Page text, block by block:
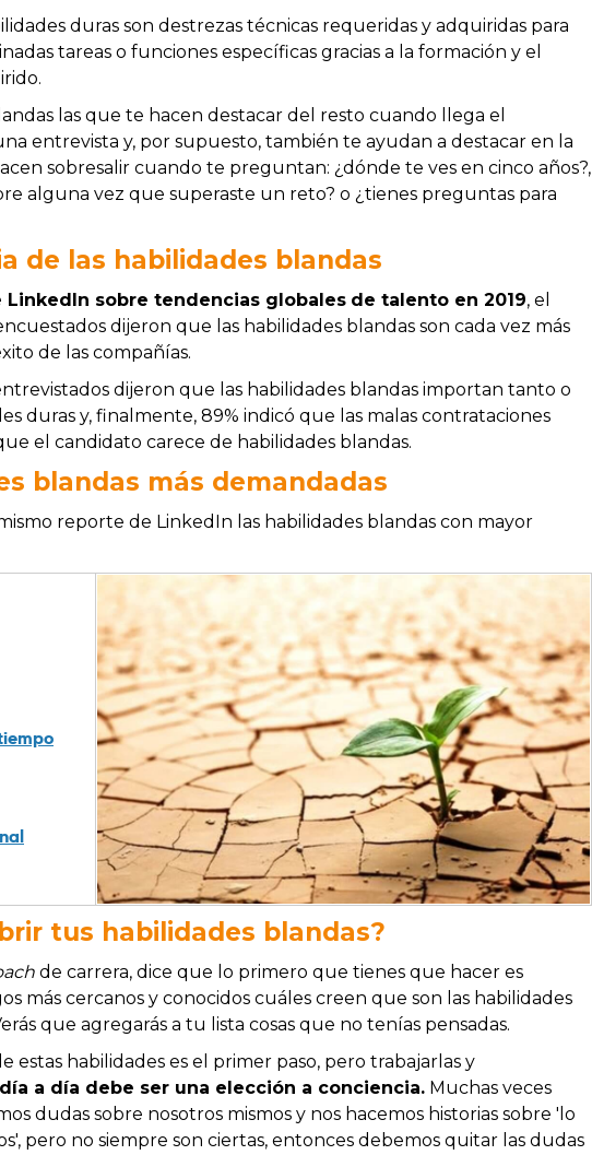
duras son destrezas técnicas requeridas y adquiridas para
tareas o funciones específicas gracias a la formación y el
las que te hacen destacar del resto cuando llega el
entrevista y, por supuesto, también te ayudan a destacar en la
sobresalir cuando te preguntan: ¿dónde te ves en cinco años?,
alguna vez que superaste un reto? o ¿tienes preguntas para
de las habilidades blandas
LinkedIn sobre tendencias globales de talento en 2019, el
dijeron que las habilidades blandas son cada vez más
de las compañías.
dijeron que las habilidades blandas importan tanto o
duras y, finalmente, 89% indicó que las malas contrataciones
el candidato carece de habilidades blandas.
blandas más demandadas
reporte de LinkedIn las habilidades blandas con mayor
tus habilidades blandas?
de carrera, dice que lo primero que tienes que hacer es
más cercanos y conocidos cuáles creen que son las habilidades
que agregarás a tu lista cosas que no tenías pensadas.
estas habilidades es el primer paso, pero trabajarlas y
a día debe ser una elección a conciencia. Muchas veces
dudas sobre nosotros mismos y nos hacemos historias sobre 'lo
pero no siempre son ciertas, entonces debemos quitar las dudas